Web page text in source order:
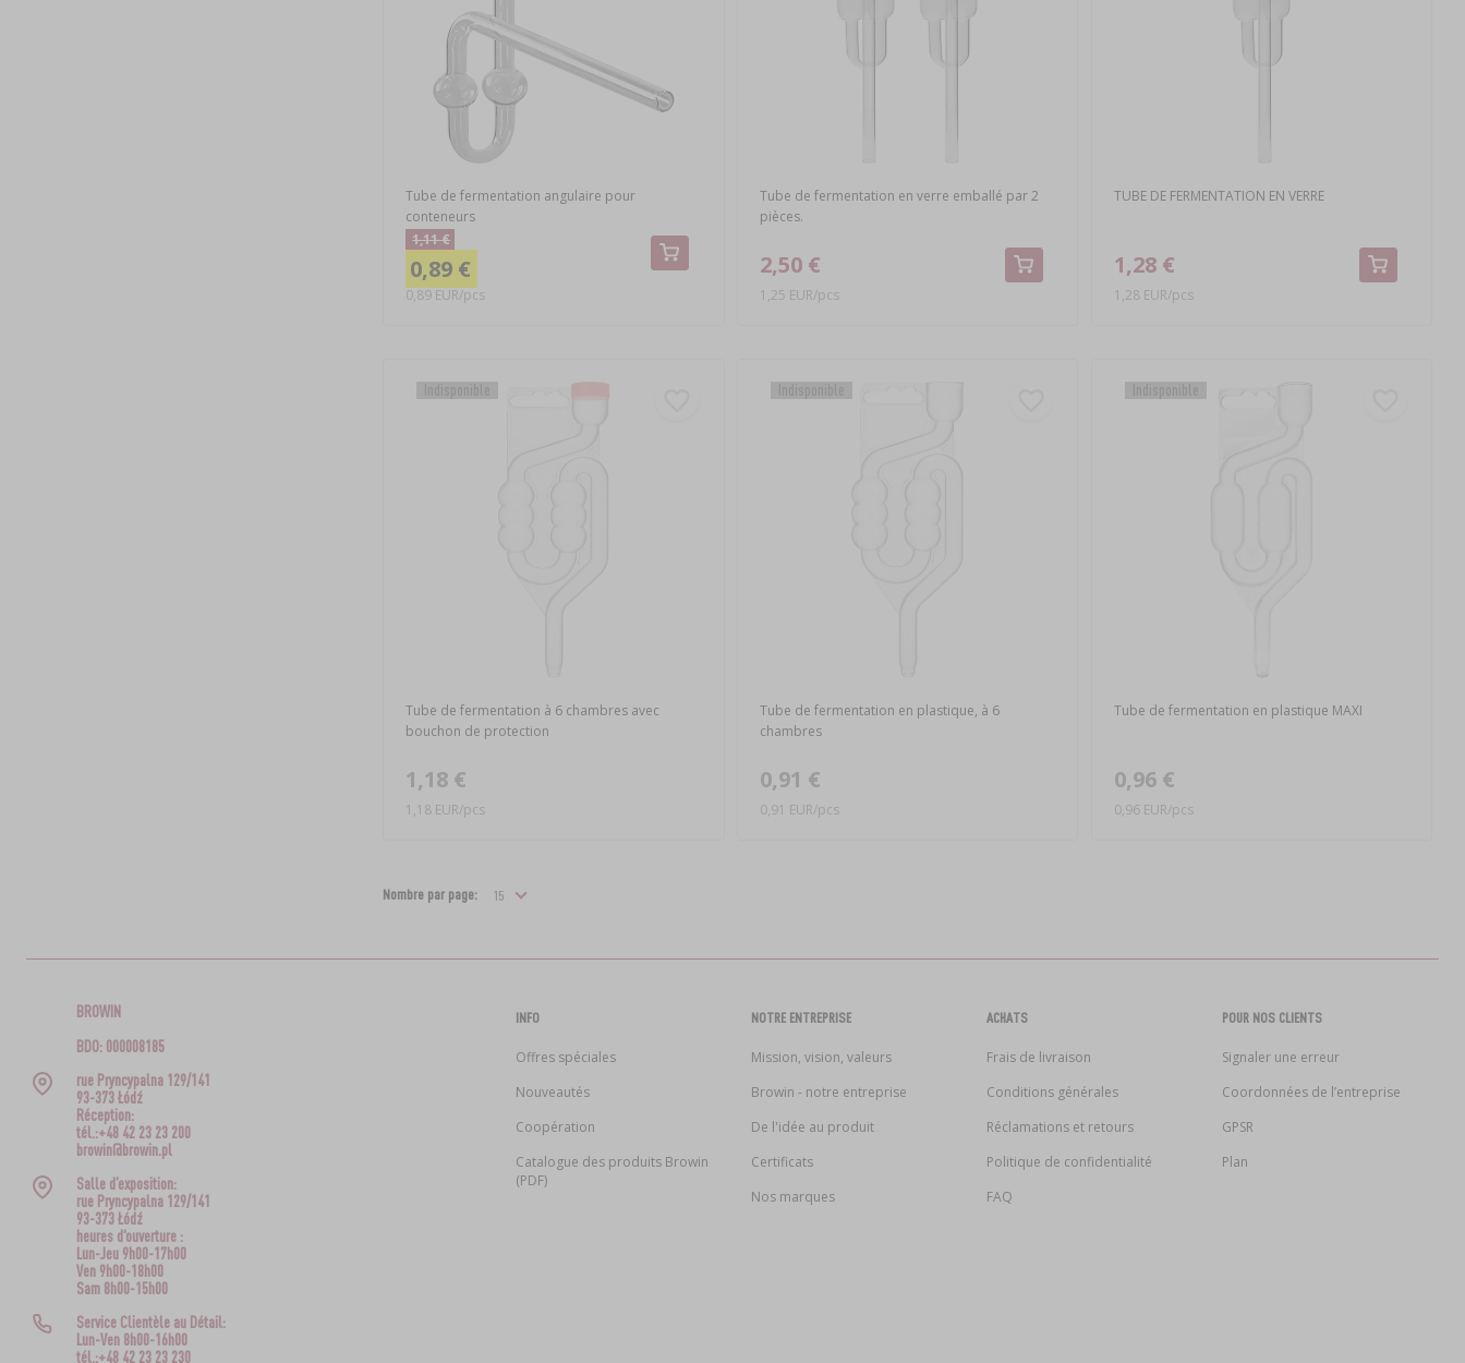
Tube de fermentation angulaire pour
conteneurs
1,11 €
0,89 €
0,89 EUR/pcs
Tube de fermentation en verre emballé par 2
pièces.
2,50 €
1,25 EUR/pcs
TUBE DE FERMENTATION EN VERRE
1,28 €
1,28 EUR/pcs
Tube de fermentation à 6 chambres avec
bouchon de protection
1,18 €
1,18 EUR/pcs
Tube de fermentation en plastique, à 6
chambres
0,91 €
0,91 EUR/pcs
Tube de fermentation en plastique MAXI
0,96 €
0,96 EUR/pcs
Nombre par page:
BROWIN
BDO: 000008185
rue Pryncypalna 129/141
93-373 Łódź
Réception:
tél.:+48 42 23 23 200
browin@browin.pl
Salle d’exposition:
rue Pryncypalna 129/141
93-373 Łódź
heures d'ouverture :
Lun-Jeu 9h00-17h00
Ven 9h00-18h00
Sam 8h00-15h00
Service Clientèle au Détail:
Lun-Ven 8h00-16h00
tél.:+48 42 23 23 230
INFO
Offres spéciales
Nouveautés
Coopération
Catalogue des produits Browin
(PDF)
NOTRE ENTREPRISE
Mission, vision, valeurs
Browin - notre entreprise
De l'idée au produit
Certificats
Nos marques
ACHATS
Frais de livraison
Conditions générales
Réclamations et retours
Politique de confidentialité
FAQ
POUR NOS CLIENTS
Signaler une erreur
Coordonnées de l’entreprise
GPSR
Plan